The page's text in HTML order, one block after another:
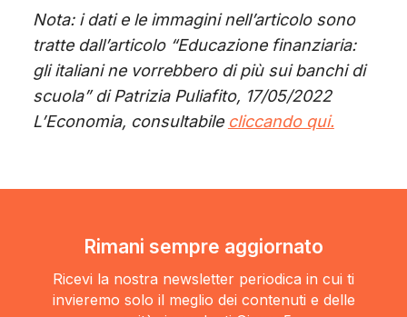
Nota: i dati e le immagini nell’articolo sono
tratte dall’articolo “Educazione finanziaria:
gli italiani ne vorrebbero di più sui banchi di
scuola” di Patrizia Puliafito, 17/05/2022
L’Economia, consultabile cliccando qui.
Rimani sempre aggiornato
Ricevi la nostra newsletter periodica in cui ti
invieremo solo il meglio dei contenuti e delle